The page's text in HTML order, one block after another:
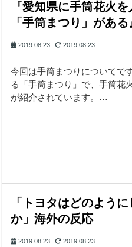
『愛知県に手筒花火
「手筒まつり」があ
2019.08.23 2019.08.23
今回は手筒まつりについてで
る「手筒まつり」で、手筒花
が紹介されています。…
「トヨタはどのよう
か」海外の反応
2019.08.23 2019.08.23